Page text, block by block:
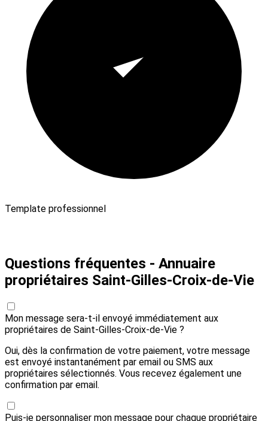
Template professionnel
Questions fréquentes - Annuaire
propriétaires Saint-Gilles-Croix-de-Vie
Mon message sera-t-il envoyé immédiatement aux
propriétaires de Saint-Gilles-Croix-de-Vie ?
Oui, dès la confirmation de votre paiement, votre message
est envoyé instantanément par email ou SMS aux
propriétaires sélectionnés. Vous recevez également une
confirmation par email.
Puis-je personnaliser mon message pour chaque propriétaire